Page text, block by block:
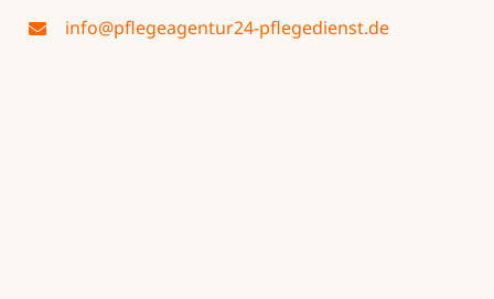
info@pflegeagentur24-pflegedienst.de